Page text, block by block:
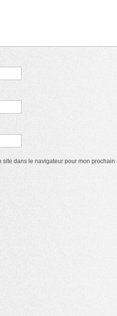
site dans le navigateur pour mon prochain